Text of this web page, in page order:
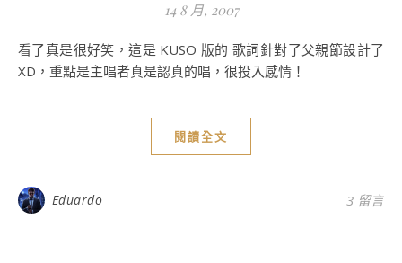
14 8 月, 2007
看了真是很好笑，這是 KUSO 版的 歌詞針對了父親節設計了
XD，重點是主唱者真是認真的唱，很投入感情！
閱讀全文
Eduardo 3 留言